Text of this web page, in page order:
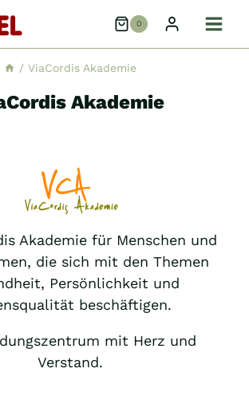
0
/ ViaCordis Akademie
Akademie
Akademie für Menschen und
die sich mit den Themen
Persönlichkeit und
beschäftigen.
mit Herz und
Verstand.